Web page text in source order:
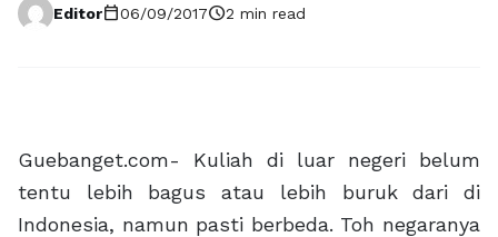
Editorcalendar_today06/09/2017schedule2 min read
Guebanget.com- Kuliah di luar negeri belum
tentu lebih bagus atau lebih buruk dari di
Indonesia, namun pasti berbeda. Toh negaranya